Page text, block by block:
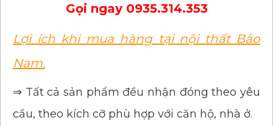
Gọi ngay 0935.314.353
Lợi ích khi mua hàng tại nội thất Bảo
Nam.
⇒ Tất cả sản phẩm đều nhận đóng theo yêu
cầu, theo kích cỡ phù hợp với căn hộ, nhà ở.